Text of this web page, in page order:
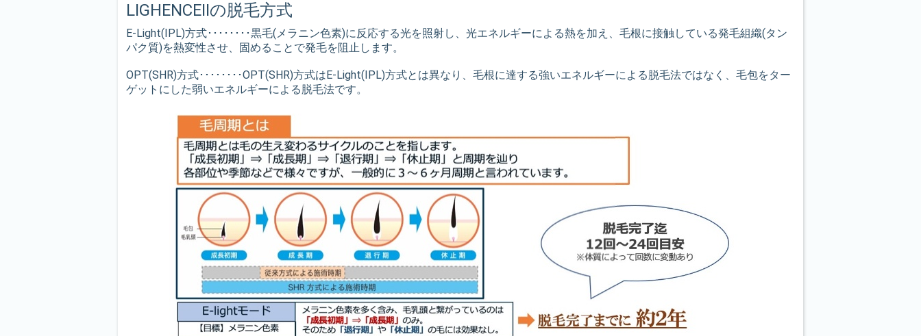
LIGHENCEⅡの脱毛方式
E-Light(IPL)方式････････黒毛(メラニン色素)に反応する光を照射し、光エネルギーによる熱を加え、毛根に接触している発毛組織(タン
パク質)を熱変性させ、固めることで発毛を阻止します。
OPT(SHR)方式････････OPT(SHR)方式はE-Light(IPL)方式とは異なり、毛根に達する強いエネルギーによる脱毛法ではなく、毛包をター
ゲットにした弱いエネルギーによる脱毛法です。